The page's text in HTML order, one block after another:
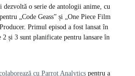
dezvoltă o serie de antologii anime, cu
„Code Geass” și „One Piece Film
Primul episod a fost lansat în
2 și 3 sunt planificate pentru lansare în
cu Parrot Analytics pentru a